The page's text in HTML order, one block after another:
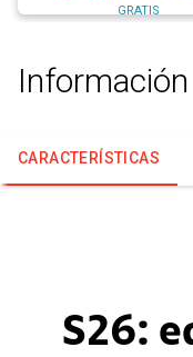
GRATIS
CARACTERÍSTICAS
S26: